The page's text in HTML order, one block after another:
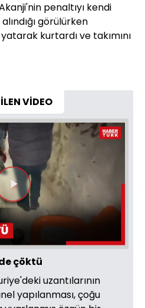
penaltıyı kendi
görülürken
kurtardı ve takımını
VİDEO
Videoyu
Oynat
çöktü
uzantılarının
yapılanması, çoğu